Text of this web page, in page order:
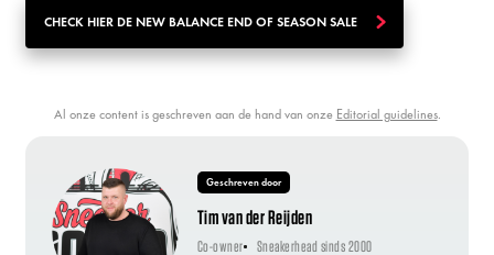
CHECK HIER DE NEW BALANCE END OF SEASON SALE
Al onze content is geschreven aan de hand van onze Editorial guidelines.
Geschreven door
Tim van der Reijden
Co-owner Sneakerhead sinds 2000